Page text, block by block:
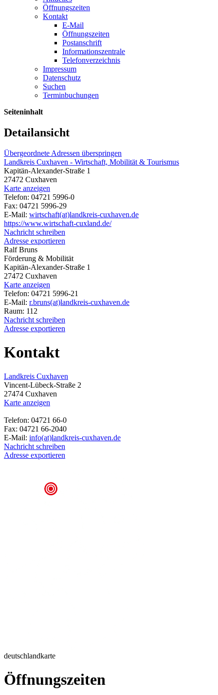
Öffnungszeiten
Kontakt
E-Mail
Öffnungszeiten
Postanschrift
Informationszentrale
Telefonverzeichnis
Impressum
Datenschutz
Suchen
Terminbuchungen
Seiteninhalt
Detailansicht
Übergeordnete Adressen überspringen
Landkreis Cuxhaven - Wirtschaft, Mobilität & Tourismus
Kapitän-Alexander-Straße 1
27472 Cuxhaven
Karte anzeigen
Telefon: 04721 5996-0
Fax: 04721 5996-29
E-Mail: wirtschaft(at)landkreis-cuxhaven.de
https://www.wirtschaft-cuxland.de/
Nachricht schreiben
Adresse exportieren
Ralf Bruns
Förderung & Mobilität
Kapitän-Alexander-Straße 1
27472 Cuxhaven
Karte anzeigen
Telefon: 04721 5996-21
E-Mail: r.bruns(at)landkreis-cuxhaven.de
Raum: 112
Nachricht schreiben
Adresse exportieren
Kontakt
Landkreis Cuxhaven
Vincent-Lübeck-Straße 2
27474 Cuxhaven
Karte anzeigen
Telefon: 04721 66-0
Fax: 04721 66-2040
E-Mail: info(at)landkreis-cuxhaven.de
Nachricht schreiben
Adresse exportieren
deutschlandkarte
Öffnungszeiten